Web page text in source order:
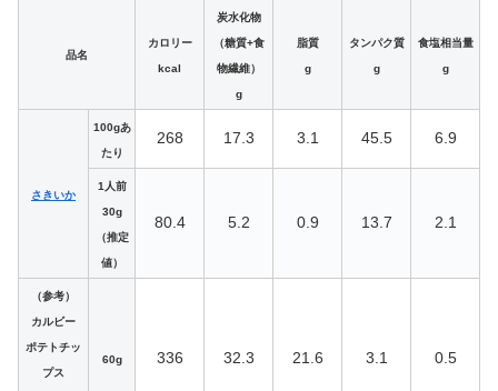
品名
カロリー
kcal
炭水化物
（糖質+食
物繊維）
g
脂質
g
タンパク質
g
食塩相当量
g
さきいか
100gあ
たり
268 17.3 3.1 45.5 6.9
1人前
30g
（推定
値）
80.4 5.2 0.9 13.7 2.1
（参考）
カルビー
ポテトチッ
プス
60g 336 32.3 21.6 3.1 0.5